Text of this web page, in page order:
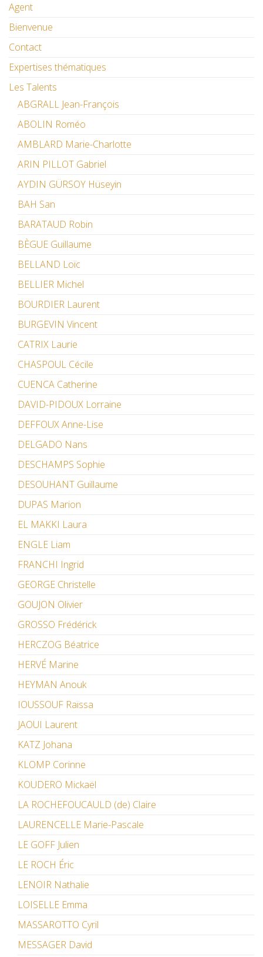
Agent
Bienvenue
Contact
Expertises thématiques
Les Talents
ABGRALL Jean-François
ABOLIN Roméo
AMBLARD Marie-Charlotte
ARIN PILLOT Gabriel
AYDIN GÜRSOY Hüseyin
BAH San
BARATAUD Robin
BÈGUE Guillaume
BELLAND Loïc
BELLIER Michel
BOURDIER Laurent
BURGEVIN Vincent
CATRIX Laurie
CHASPOUL Cécile
CUENCA Catherine
DAVID-PIDOUX Lorraine
DEFFOUX Anne-Lise
DELGADO Nans
DESCHAMPS Sophie
DESOUHANT Guillaume
DUPAS Marion
EL MAKKI Laura
ENGLE Liam
FRANCHI Ingrid
GEORGE Christelle
GOUJON Olivier
GROSSO Frédérick
HERCZOG Béatrice
HERVÉ Marine
HEYMAN Anouk
IOUSSOUF Raïssa
JAOUI Laurent
KATZ Johana
KLOMP Corinne
KOUDERO Mickaël
LA ROCHEFOUCAULD (de) Claire
LAURENCELLE Marie-Pascale
LE GOFF Julien
LE ROCH Éric
LENOIR Nathalie
LOISELLE Emma
MASSAROTTO Cyril
MESSAGER David